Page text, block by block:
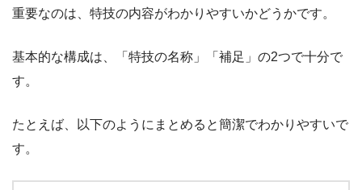
重要なのは、特技の内容がわかりやすいかどうかです。
基本的な構成は、「特技の名称」「補足」の2つで十分で
す。
たとえば、以下のようにまとめると簡潔でわかりやすいで
す。